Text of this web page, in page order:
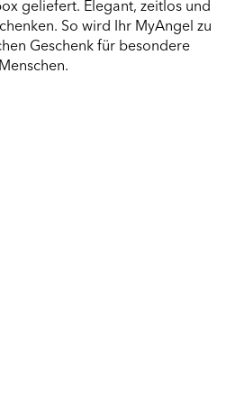
geliefert. Elegant, zeitlos und
So wird Ihr MyAngel zu
Geschenk für besondere
Menschen.